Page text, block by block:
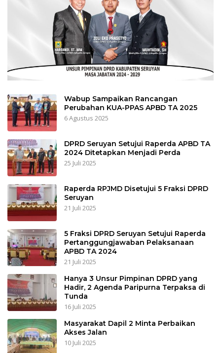
Wabup Sampaikan Rancangan
Perubahan KUA-PPAS APBD TA 2025
6 Agustus 2025
DPRD Seruyan Setujui Raperda APBD TA
2024 Ditetapkan Menjadi Perda
25 Juli 2025
Raperda RPJMD Disetujui 5 Fraksi DPRD
Seruyan
21 Juli 2025
5 Fraksi DPRD Seruyan Setujui Raperda
Pertanggungjawaban Pelaksanaan
APBD TA 2024
21 Juli 2025
Hanya 3 Unsur Pimpinan DPRD yang
Hadir, 2 Agenda Paripurna Terpaksa di
Tunda
16 Juli 2025
Masyarakat Dapil 2 Minta Perbaikan
Akses Jalan
10 Juli 2025